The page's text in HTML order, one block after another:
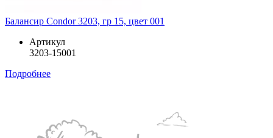
Балансир Condor 3203, гр 15, цвет 001
Артикул
3203-15001
Подробнее